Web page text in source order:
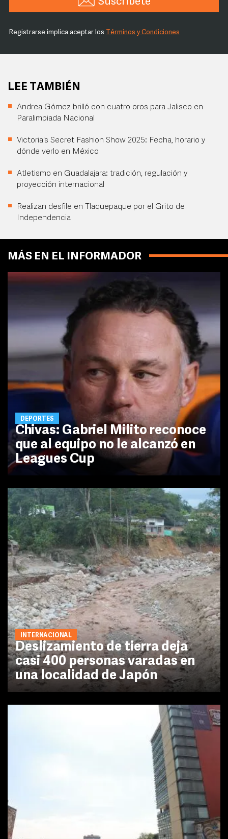
Registrarse implica aceptar los Términos y Condiciones
LEE TAMBIÉN
Andrea Gómez brilló con cuatro oros para Jalisco en
Paralimpiada Nacional
Victoria's Secret Fashion Show 2025: Fecha, horario y
dónde verlo en México
Atletismo en Guadalajara: tradición, regulación y
proyección internacional
Realizan desfile en Tlaquepaque por el Grito de
Independencia
MÁS EN EL INFORMADOR
DEPORTES
Chivas: Gabriel Milito reconoce
que al equipo no le alcanzó en
Leagues Cup
INTERNACIONAL
Deslizamiento de tierra deja
casi 400 personas varadas en
una localidad de Japón